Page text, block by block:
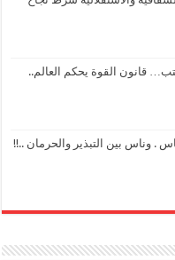
قانون القوة يحكم العالم..
. وناس بين التبذير والحرمان ..!!